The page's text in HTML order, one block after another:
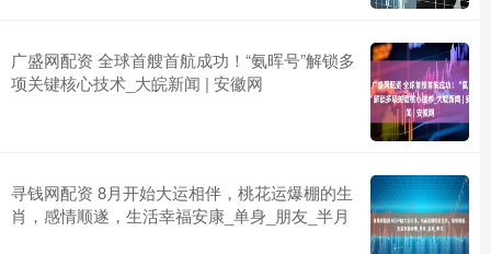
广盛网配资 全球首艘首航成功！“氨晖号”解锁多
项关键核心技术_大皖新闻 | 安徽网
寻钱网配资 8月开始大运相伴，桃花运爆棚的生
肖，感情顺遂，生活幸福安康_单身_朋友_半月